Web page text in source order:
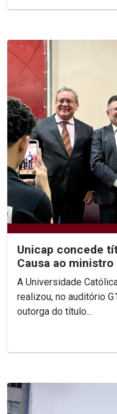
Unicap concede
Causa ao
A Universidade
realizou, no auditório
outorga do título...